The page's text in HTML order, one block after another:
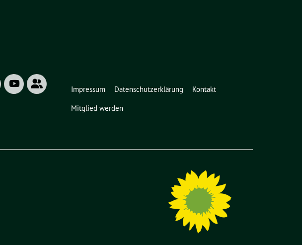
Impressum Datenschutzerklärung
Kontakt
Mitglied werden